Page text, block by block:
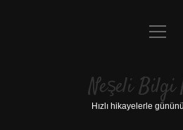
Anasayfa
Yasal Uyarı
menüyü
Neşeli Bilgi
Hızlı hikayelerle